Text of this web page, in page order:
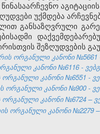
უქმდება
განსაზღვრული
შეზღუდვების
ორგანული კანონი №5661
კანონი №6116 -
ორგანული კანონი №6551 -
ორგანული კანონი №900 -
კანონი №6724 –
ორგანული კანონი №2279 –